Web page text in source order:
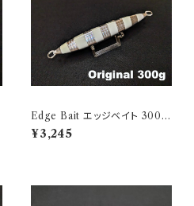
Edge Bait エッジベイト 300g
Zebra Glow
¥3,245